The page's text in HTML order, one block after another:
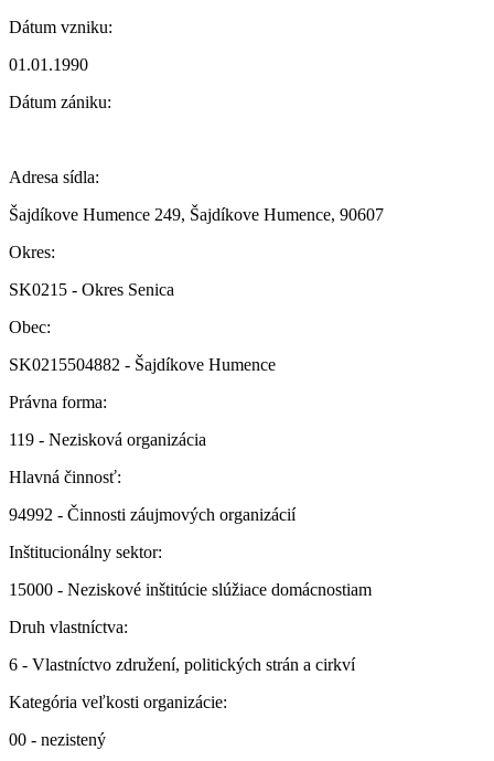
Dátum vzniku:
01.01.1990
Dátum zániku:
Adresa sídla:
Šajdíkove Humence 249, Šajdíkove Humence, 90607
Okres:
SK0215 - Okres Senica
Obec:
SK0215504882 - Šajdíkove Humence
Právna forma:
119 - Nezisková organizácia
Hlavná činnosť:
94992 - Činnosti záujmových organizácií
Inštitucionálny sektor:
15000 - Neziskové inštitúcie slúžiace domácnostiam
Druh vlastníctva:
6 - Vlastníctvo združení, politických strán a cirkví
Kategória veľkosti organizácie:
00 - nezistený